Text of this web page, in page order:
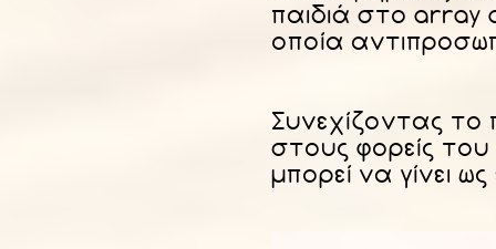
παιδιά στο
οποία
Συνεχίζοντας
στους φορείς
μπορεί να γίνει